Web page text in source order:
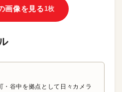
画像を見る 1枚
・谷中を拠点として日々カメラ